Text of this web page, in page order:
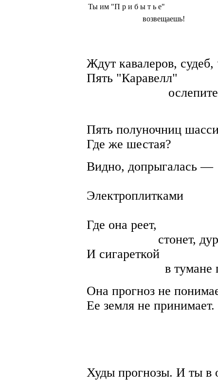
Ты им "П р и б ы т ь е"
возвещаешь!
Ждут кавалеров,
Пять "Каравелл"
Пять полуночниц
Где же шестая?
Видно, допрыгалась —
Электроплитками
Где она реет,
стонет,
И сигареткой
в тумане
Она прогноз не
Ее земля не принимает.
Худы прогнозы. И ты в